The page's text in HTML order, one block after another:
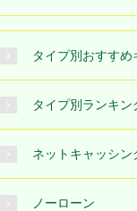
タイプ別おすす
タイプ別ランキン
ネットキャッシン
ノーローン